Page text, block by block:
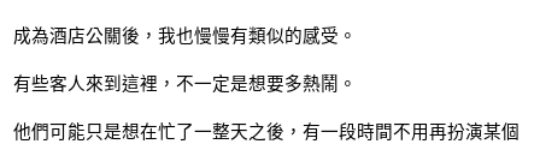
成為酒店公關後，我也慢慢有類似的感受。
有些客人來到這裡，不一定是想要多熱鬧。
他們可能只是想在忙了一整天之後，有一段時間不用再扮演某個